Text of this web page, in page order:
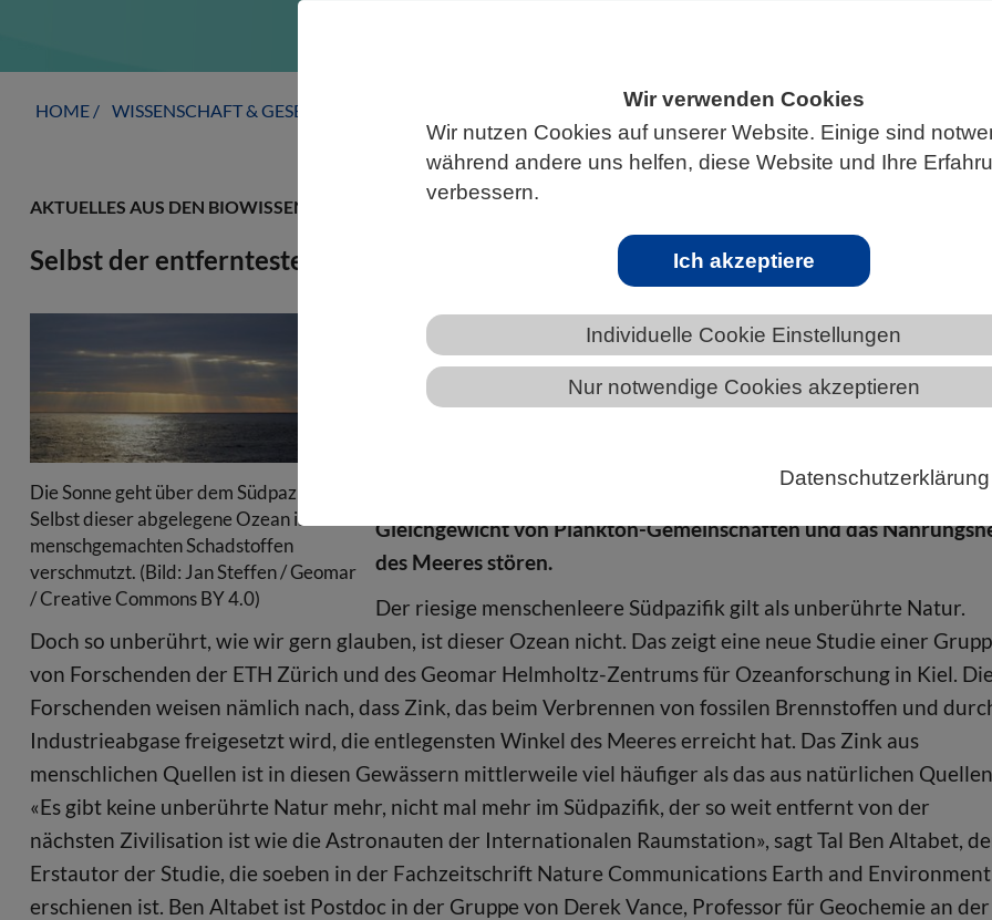
Wir verwenden Cookies
Wir nutzen Cookies auf unserer Website. Einige sind
während andere uns helfen, diese Website und Ihre
verbessern.
Ich akzeptiere
Individuelle Cookie Einstellungen
Nur notwendige Cookies akzeptieren
Datenschutzerklärung
HOME WISSENSCHAFT & GESELLSCHAFT
AKTUELLES AUS DEN BIOWISSENSCHAFTEN
Selbst der entfernteste Ozean ist mit Zink aus menschlichen Quellen belastet
Die Sonne geht über dem Südpazifik auf:
Selbst dieser abgelegene Ozean ist mit
menschgemachten Schadstoffen
verschmutzt. (Bild: Jan Steffen / Geomar
/ Creative Commons BY 4.0)
Selbst im extrem abgelegenen Südpazifischen Ozean übersteigt
aus menschgemachten Emissionen mittlerweile dasjenige aus
natürlichen Quellen. Das vom Menschen emittierte Zink wird
steigende Zink-Konzentration im Meerwasser könnte das sensible
Gleichgewicht von Plankton-Gemeinschaften und das
des Meeres stören.
Der riesige menschenleere Südpazifik gilt als unberührte Natur.
Doch so unberührt, wie wir gern glauben, ist dieser Ozean nicht. Das zeigt eine neue Studie einer
von Forschenden der ETH Zürich und des Geomar Helmholtz-Zentrums für Ozeanforschung in Kiel. Die
Forschenden weisen nämlich nach, dass Zink, das beim Verbrennen von fossilen Brennstoffen und
Industrieabgase freigesetzt wird, die entlegensten Winkel des Meeres erreicht hat. Das Zink aus
menschlichen Quellen ist in diesen Gewässern mittlerweile viel häufiger als das aus natürlichen Quellen.
«Es gibt keine unberührte Natur mehr, nicht mal mehr im Südpazifik, der so weit entfernt von der
nächsten Zivilisation ist wie die Astronauten der Internationalen Raumstation», sagt Tal Ben Altabet,
Erstautor der Studie, die soeben in der Fachzeitschrift Nature Communications Earth and Environment
erschienen ist. Ben Altabet ist Postdoc in der Gruppe von Derek Vance, Professor für Geochemie an der